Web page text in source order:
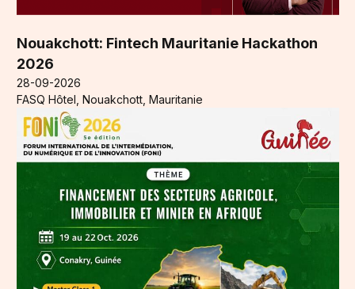
Nouakchott: Fintech Mauritanie Hackathon
2026
28-09-2026
FASQ Hôtel, Nouakchott, Mauritanie